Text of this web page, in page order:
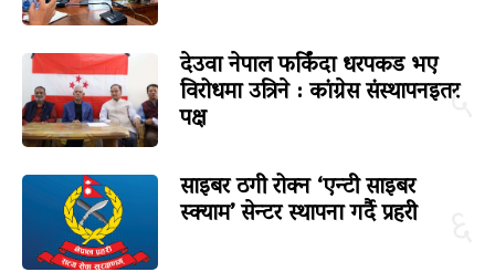
५
देउवा नेपाल फर्किंदा धरपकड भए
विरोधमा उत्रिने : कांग्रेस संस्थापनइतर
पक्ष
साइबर ठगी रोक्न ‘एन्टी साइबर
स्क्याम’ सेन्टर स्थापना गर्दै प्रहरी